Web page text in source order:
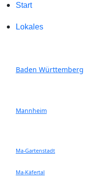
Start
Lokales
Baden Württemberg
Mannheim
Ma-Gartenstadt
Ma-Käfertal